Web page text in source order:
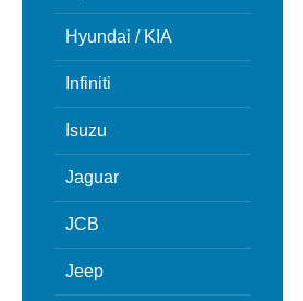
Hyundai / KIA
Infiniti
Isuzu
Jaguar
JCB
Jeep